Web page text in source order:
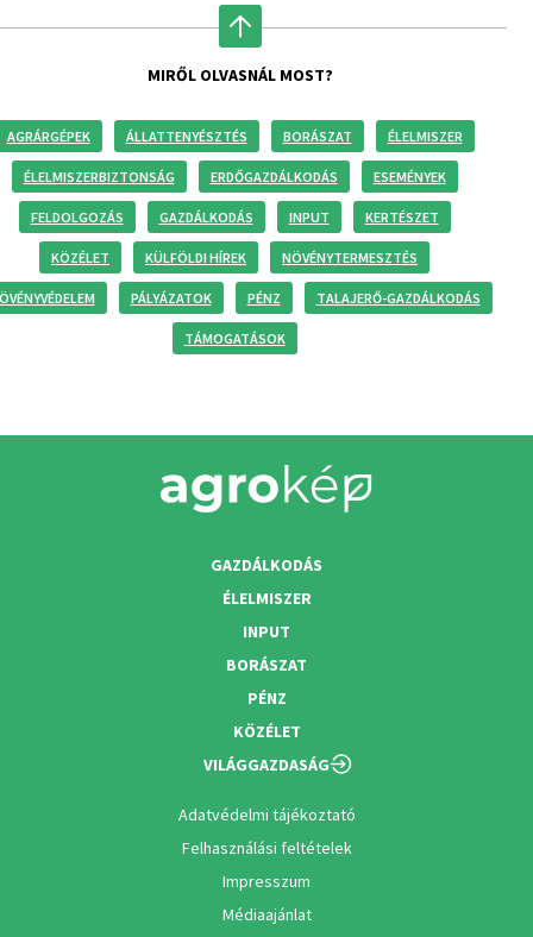
MIRŐL OLVASNÁL MOST?
AGRÁRGÉPEK ÁLLATTENYÉSZTÉS BORÁSZAT ÉLELMISZER
ÉLELMISZERBIZTONSÁG ERDŐGAZDÁLKODÁS ESEMÉNYEK
FELDOLGOZÁS GAZDÁLKODÁS INPUT KERTÉSZET
KÖZÉLET KÜLFÖLDI HÍREK NÖVÉNYTERMESZTÉS
PÁLYÁZATOK PÉNZ TALAJERŐ-GAZDÁLKODÁS
TÁMOGATÁSOK
GAZDÁLKODÁS
ÉLELMISZER
INPUT
BORÁSZAT
PÉNZ
KÖZÉLET
VILÁGGAZDASÁG
Adatvédelmi tájékoztató
Felhasználási feltételek
Impresszum
Médiaajánlat